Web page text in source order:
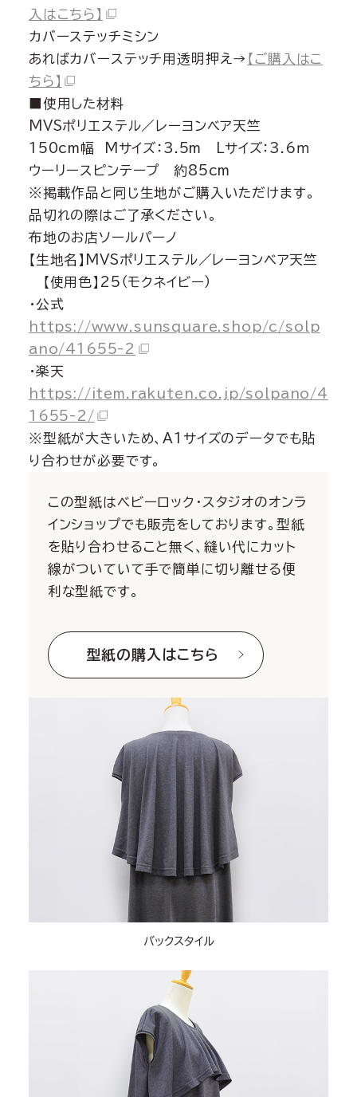
入はこちら】
カバーステッチミシン
あればカバーステッチ用透明押え→ 【ご購入はこ
ちら】
■使用した材料
MVSポリエステル／レーヨンベア天竺
150cm幅 Mサイズ：3.5m Lサイズ：3.6ｍ
ウーリースピンテープ 約85cm
※掲載作品と同じ生地がご購入いただけます。
品切れの際はご了承ください。
布地のお店ソールパーノ
【生地名】MVSポリエステル／レーヨンベア天竺
【使用色】25（モクネイビー）
・公式
https://www.sunsquare.shop/c/solp
ano/41655-2
・楽天
https://item.rakuten.co.jp/solpano/4
1655-2/
※型紙が大きいため、A1サイズのデータでも貼
り合わせが必要です。
この型紙はベビーロック・スタジオのオンラ
インショップでも販売をしております。型紙
を貼り合わせること無く、縫い代にカット
線がついていて手で簡単に切り離せる便
利な型紙です。
型紙の購入はこちら
バックスタイル